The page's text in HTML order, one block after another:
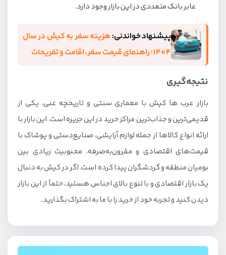
عابر بانک متعددی در این بازار وجود دارد.
پیشنهاد خواندنی: هزینه سفر به کیش در سال
1404؛ راهنمای قیمت سفر، اقامت و تفریحات
نتیجه‌گیری
بازار عرب ها کیش با معماری سنتی و تاریخچه غنی، یکی از
قدیمی‌ترین و جذاب‌ترین مراکز خرید در این جزیره است. این بازار با
ارائه انواع کالاها از جمله لوازم آرایشی، صنایع‌دستی و پوشاک با
قیمت‌های اقتصادی و مقرون‌به‌صرفه، محبوبیت زیادی بین
بومیان منطقه و گردشگران پیدا کرده است. اگر در کیش به دنبال
یک بازار اقتصادی و با تنوع بالای اجناس هستید، حتماً از این بازار
دیدن کنید و تجربه خود از خرید را با ما به اشتراک بگذارید.